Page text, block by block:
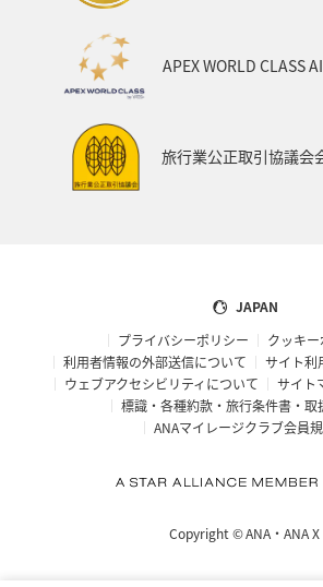
東海地方
オーストラリア
ワイン 山形県
ベトナム
台北 飛行機 タ
熊本県 福井県 栃木県 函
年末年始の関西地方の旅行・グルメ マ
イタリア
APEX WORLD CLASS
旅行業公正取引協議会
JAPAN
プライバシーポリシー
クッキ
利用者情報の外部送信について
サイト利
ウェブアクセシビリティについて
サイト
標識・各種約款・旅行条件書・取
ANAマイレージクラブ会員
Copyright ©ANA・ANA X